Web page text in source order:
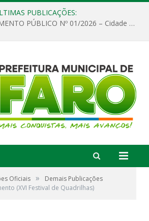
PUBLICAÇÕES:
EDITAL DE CHAMAMENTO PÚBLICO Nº 01/2026 – Cidade de Faro
Oficiais »
Demais Publicações
(XVI Festival de Quadrilhas)